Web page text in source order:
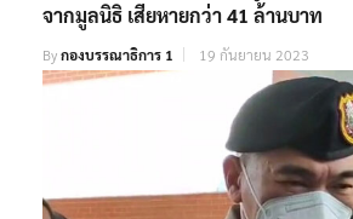
จากมูลนิธิ เสียหายกว่า 41 ล้านบาท
Byกองบรรณาธิการ 1 19 กันยายน 2023